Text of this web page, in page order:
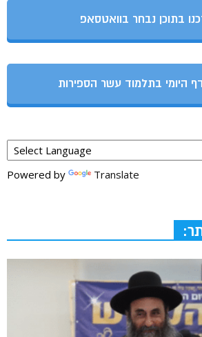
בתוכן נבחר בוואטסאפ
היומי בתלמוד עשר הספירות
Powered by Translate